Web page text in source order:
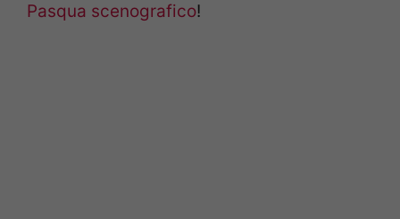
Pasqua scenografico!